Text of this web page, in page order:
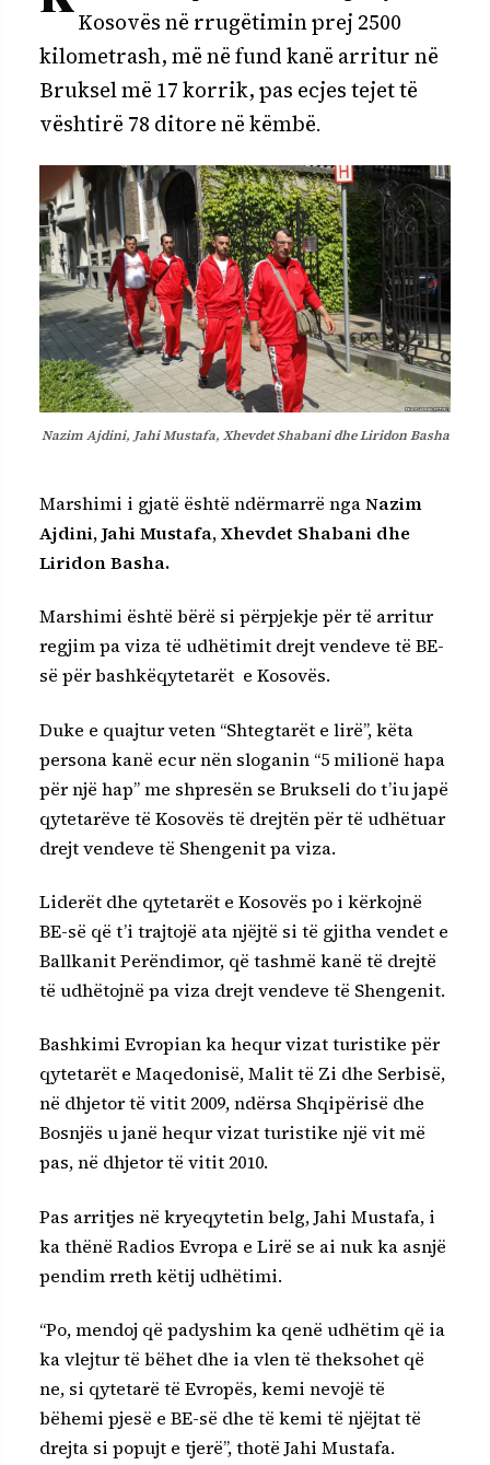
Kosovës në rrugëtimin prej 2500
kilometrash, më në fund kanë arritur në
Bruksel më 17 korrik, pas ecjes tejet të
vështirë 78 ditore në këmbë.
Nazim Ajdini, Jahi Mustafa, Xhevdet Shabani dhe Liridon Basha
Marshimi i gjatë është ndërmarrë ngaNazim
Ajdini, Jahi Mustafa, Xhevdet Shabani dhe
Liridon Basha.
Marshimi është bërë si përpjekje për të arritur
regjim pa viza të udhëtimit drejt vendeve të BE-
së për bashkëqytetarët e Kosovës.
Duke e quajtur veten “Shtegtarët e lirë”, këta
persona kanë ecur nën sloganin “5 milionë hapa
për një hap” me shpresën se Brukseli do t’iu japë
qytetarëve të Kosovës të drejtën për të udhëtuar
drejt vendeve të Shengenit pa viza.
Liderët dhe qytetarët e Kosovës po i kërkojnë
BE-së që t’i trajtojë ata njëjtë si të gjitha vendet e
Ballkanit Perëndimor, që tashmë kanë të drejtë
të udhëtojnë pa viza drejt vendeve të Shengenit.
Bashkimi Evropian ka hequr vizat turistike për
qytetarët e Maqedonisë, Malit të Zi dhe Serbisë,
në dhjetor të vitit 2009, ndërsa Shqipërisë dhe
Bosnjës u janë hequr vizat turistike një vit më
pas, në dhjetor të vitit 2010.
Pas arritjes në kryeqytetin belg, Jahi Mustafa, i
ka thënë Radios Evropa e Lirë se ai nuk ka asnjë
pendim rreth këtij udhëtimi.
“Po, mendoj që padyshim ka qenë udhëtim që ia
ka vlejtur të bëhet dhe ia vlen të theksohet që
ne, si qytetarë të Evropës, kemi nevojë të
bëhemi pjesë e BE-së dhe të kemi të njëjtat të
drejta si popujt e tjerë”, thotë Jahi Mustafa.